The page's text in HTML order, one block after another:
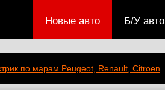
Б/У авто
Новые авто
по марам Peugeot, Renault, Citroen